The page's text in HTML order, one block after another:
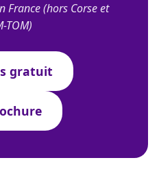
France (hors Corse et
TOM)
gratuit